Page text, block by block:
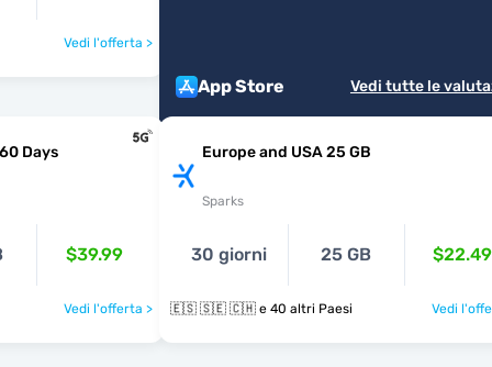
Vedi l'offerta >
App Store Vedi tutte le
Days
$39.99
Vedi l'offerta >
Europe and USA 25 GB
Sparks
30 giorni 25 GB $22.49
🇪🇸 🇸🇪 🇨🇭 e 40 altri Paesi Vedi